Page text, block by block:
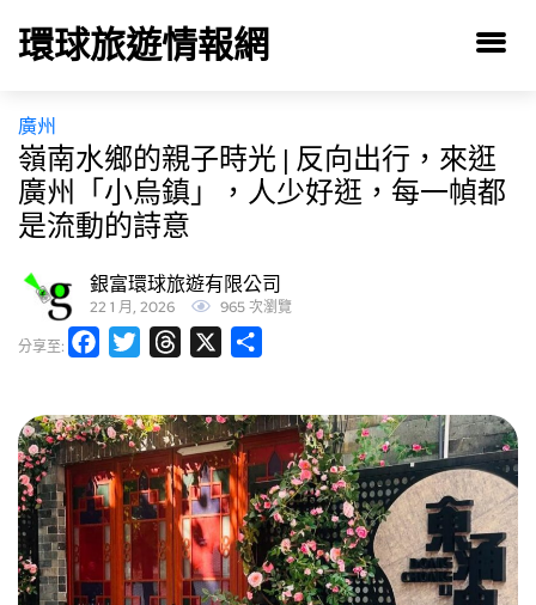
環球旅遊情報網
廣州
嶺南水鄉的親子時光 | 反向出行，來逛
廣州「小烏鎮」，人少好逛，每一幀都
是流動的詩意
銀富環球旅遊有限公司
22 1 月, 2026 965 次瀏覽
分享至: FacebookTwitterThreads